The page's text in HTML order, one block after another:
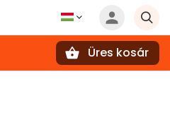
Üres kosár